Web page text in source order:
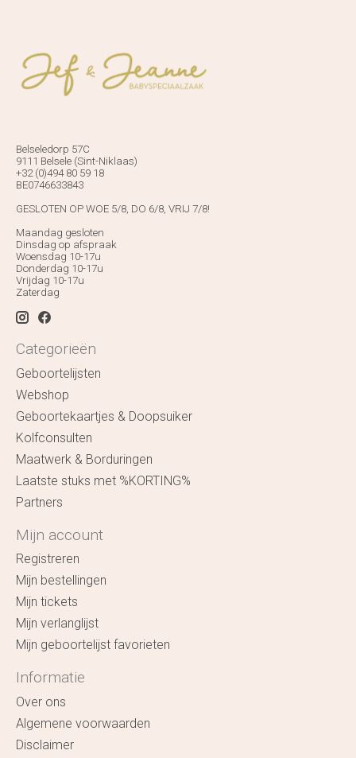
Belseledorp 57C
9111 Belsele (Sint-Niklaas)
+32 (0)494 80 59 18
BE0746633843
GESLOTEN OP WOE 5/8, DO 6/8, VRIJ 7/8!
Maandag gesloten
Dinsdag op afspraak
Woensdag 10-17u
Donderdag 10-17u
Vrijdag 10-17u
Zaterdag
Categorieën
Geboortelijsten
Webshop
Geboortekaartjes & Doopsuiker
Kolfconsulten
Maatwerk & Borduringen
Laatste stuks met %KORTING%
Partners
Mijn account
Registreren
Mijn bestellingen
Mijn tickets
Mijn verlanglijst
Mijn geboortelijst favorieten
Informatie
Over ons
Algemene voorwaarden
Disclaimer